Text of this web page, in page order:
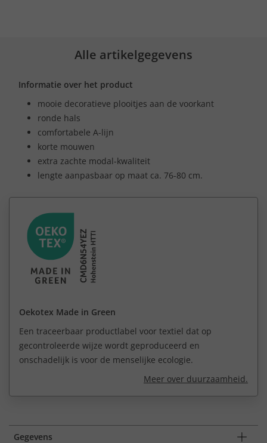
Alle artikelgegevens
Informatie over het product
mooie decoratieve plooitjes aan de voorkant
ronde hals
comfortabele A-lijn
korte mouwen
extra zachte modal-kwaliteit
lengte aanpasbaar op maat ca. 76-80 cm.
Oekotex Made in Green
Een traceerbaar productlabel voor textiel dat op
gecontroleerde wijze wordt geproduceerd en
onschadelijk is voor de menselijke ecologie.
Meer over duurzaamheid.
Gegevens